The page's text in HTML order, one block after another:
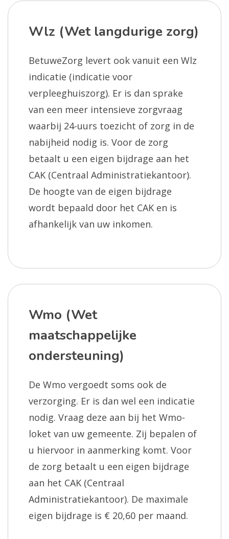
Wlz (Wet langdurige zorg)
BetuweZorg levert ook vanuit een Wlz
indicatie (indicatie voor
verpleeghuiszorg). Er is dan sprake
van een meer intensieve zorgvraag
waarbij 24-uurs toezicht of zorg in de
nabijheid nodig is. Voor de zorg
betaalt u een eigen bijdrage aan het
CAK (Centraal Administratiekantoor).
De hoogte van de eigen bijdrage
wordt bepaald door het CAK en is
afhankelijk van uw inkomen.
Wmo (Wet
maatschappelijke
ondersteuning)
De Wmo vergoedt soms ook de
verzorging. Er is dan wel een indicatie
nodig. Vraag deze aan bij het Wmo-
loket van uw gemeente. Zij bepalen of
u hiervoor in aanmerking komt. Voor
de zorg betaalt u een eigen bijdrage
aan het CAK (Centraal
Administratiekantoor). De maximale
eigen bijdrage is € 20,60 per maand.